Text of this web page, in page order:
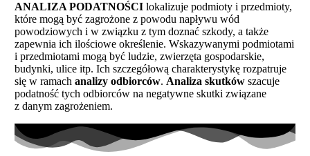
ANALIZA PODATNOŚCIlokalizuje podmioty i przedmioty,
które mogą być zagrożone z powodu napływu wód
powodziowych i w związku z tym doznać szkody, a także
zapewnia ich ilościowe określenie. Wskazywanymi podmiotami
i przedmiotami mogą być ludzie, zwierzęta gospodarskie,
budynki, ulice itp. Ich szczegółową charakterystykę rozpatruje
się w ramach analizy odbiorców. Analiza skutkówszacuje
podatność tych odbiorców na negatywne skutki związane
z danym zagrożeniem.